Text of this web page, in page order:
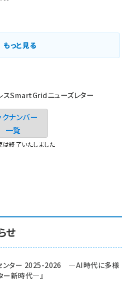
もっと見る
スSmartGridニューズレター
クナンバー
一覧
は終了いたしました
せ
センター 2025-2026 ―AI時代に多様
ー新時代―』